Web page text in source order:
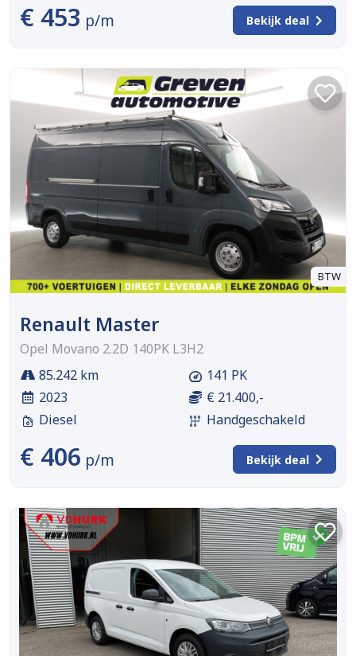
€ 453 p/m Bekijk deal
BTW
Renault Master
Opel Movano 2.2D 140PK L3H2
85.242 km
2023
Diesel
141 PK
€ 21.400,-
Handgeschakeld
€ 406 p/m Bekijk deal